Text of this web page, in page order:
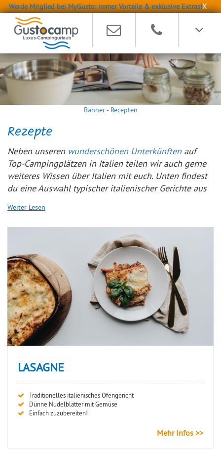
Werde Mitglied bei MyGusto: immer Vorteile & exklusive Extras!X
Banner - Recepten
Rezepte
Neben unseren wunderschönen Unterkünftenauf
Top-Campingplätzen in Italien teilen wir auch gerne
weiteres Wissen über Italien mit euch. Unten findest
du eine Auswahl typischer italienischer Gerichte aus
Weiter Lesen
LASAGNE
Traditionelles italienisches Ofengericht
Dünne Nudelblätter mit Gemüse
Einfach zuzubereiten!
Mehr Infos >>